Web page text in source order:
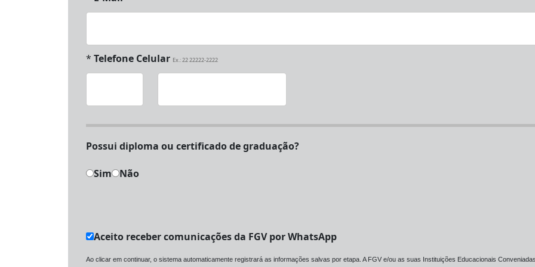
* Telefone Celular Ex.: 22 22222-2222
Possui diploma ou certificado de graduação?
Sim Não
Aceito receber comunicações da FGV por WhatsApp
Ao clicar em continuar, o sistema automaticamente registrará as informações salvas por etapa. A FGV e/ou as suas Instituições Educacionais